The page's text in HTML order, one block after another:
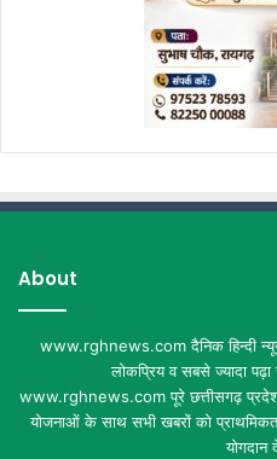
About
www.rghnews.com दैनिक हिन्दी
लोकप्रिय व सबसे ज्यादा
www.rghnews.com पूरे छत्तीसगढ़ प्रदेश
योजनाओं के साथ सभी खबरों को
योगदान